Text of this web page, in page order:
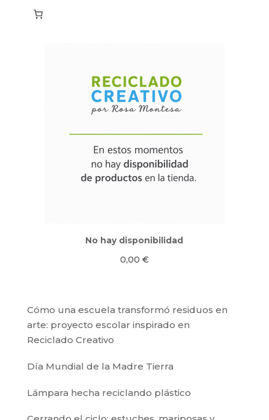
No hay disponibilidad
0,00 €
Cómo una escuela transformó residuos en
arte: proyecto escolar inspirado en
Reciclado Creativo
Día Mundial de la Madre Tierra
Lámpara hecha reciclando plástico